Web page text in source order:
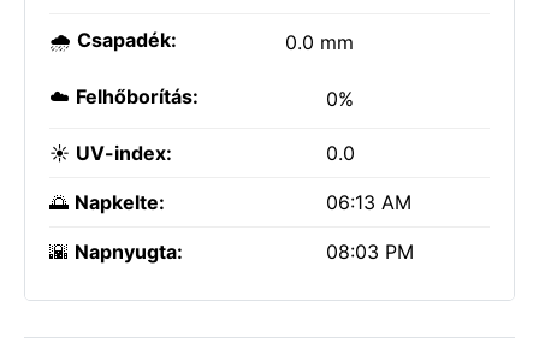
🌧️ Csapadék: 0.0 mm
☁️ Felhőborítás: 0%
☀️ UV-index: 0.0
🌅 Napkelte: 06:13 AM
🌇 Napnyugta: 08:03 PM